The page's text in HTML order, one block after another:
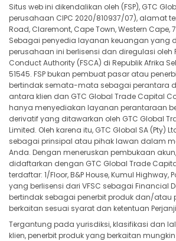
Situs web ini dikendalikan oleh (FSP), GTC
perusahaan CIPC 2020/810937/07), alamat
Road, Claremont, Cape Town, Western Cape,
Sebagai penyedia layanan keuangan yang
perusahaan ini berlisensi dan diregulasi oleh
Conduct Authority (FSCA) di Republik Afrika
51545. FSP bukan pembuat pasar atau
bertindak semata-mata sebagai perantara di
antara klien dan GTC Global Trade Capital
hanya menyediakan layanan perantaraan
derivatif yang ditawarkan oleh GTC Global
Limited. Oleh karena itu, GTC Global SA (Pty)
sebagai prinsipal atau pihak lawan dalam
Anda. Dengan meneruskan pembukaan
didaftarkan dengan GTC Global Trade
terdaftar: 1/Floor, B&P House, Kumul Highway,
yang berlisensi dari VFSC sebagai Financial
bertindak sebagai penerbit produk dan/atau
berkaitan sesuai syarat dan ketentuan
Tergantung pada yurisdiksi, klasifikasi dan
klien, penerbit produk yang berkaitan